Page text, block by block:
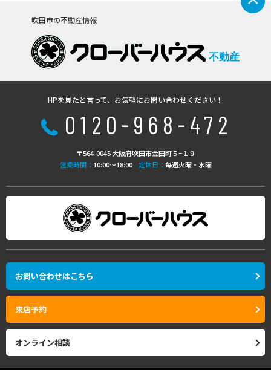
吹田市の不動産情報
不動産
HPを見たと言って、お気軽にお問い合わせください！
0120-968-472
〒564-0045 大阪府吹田市金田町５−１９
営業時間： 10:00〜18:00 定休日： 毎週火曜・水曜
お問い合わせはこちら
来店予約
オンライン相談